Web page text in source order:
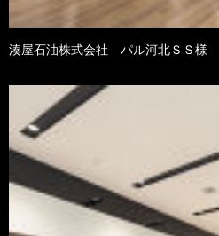
湊屋石油株式会社 パル河北ＳＳ様